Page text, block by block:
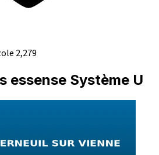
2,279
essense Système U